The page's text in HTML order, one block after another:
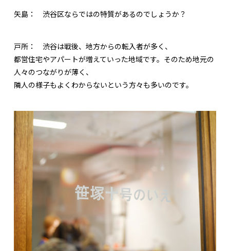
矢島： 渋谷区ならではの特質があるのでしょうか？
戸所： 渋谷は戦後、地方からの転入者が多く、
都営住宅やアパートが増えていった地域です。そのため地元の
人々のつながりが薄く、
隣人の様子もよくわからないという方々も多いのです。